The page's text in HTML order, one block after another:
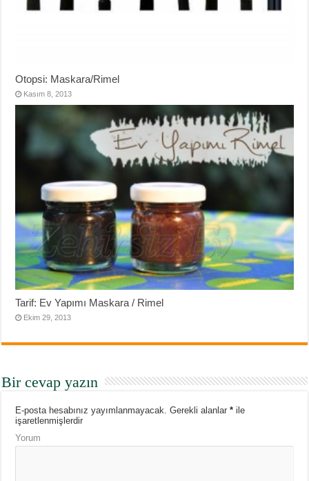
Otopsi: Maskara/Rimel
Kasım 8, 2013
Tarif: Ev Yapımı Maskara / Rimel
Ekim 29, 2013
Bir cevap yazın
E-posta hesabınız yayımlanmayacak. Gerekli alanlar* ile
işaretlenmişlerdir
Yorum